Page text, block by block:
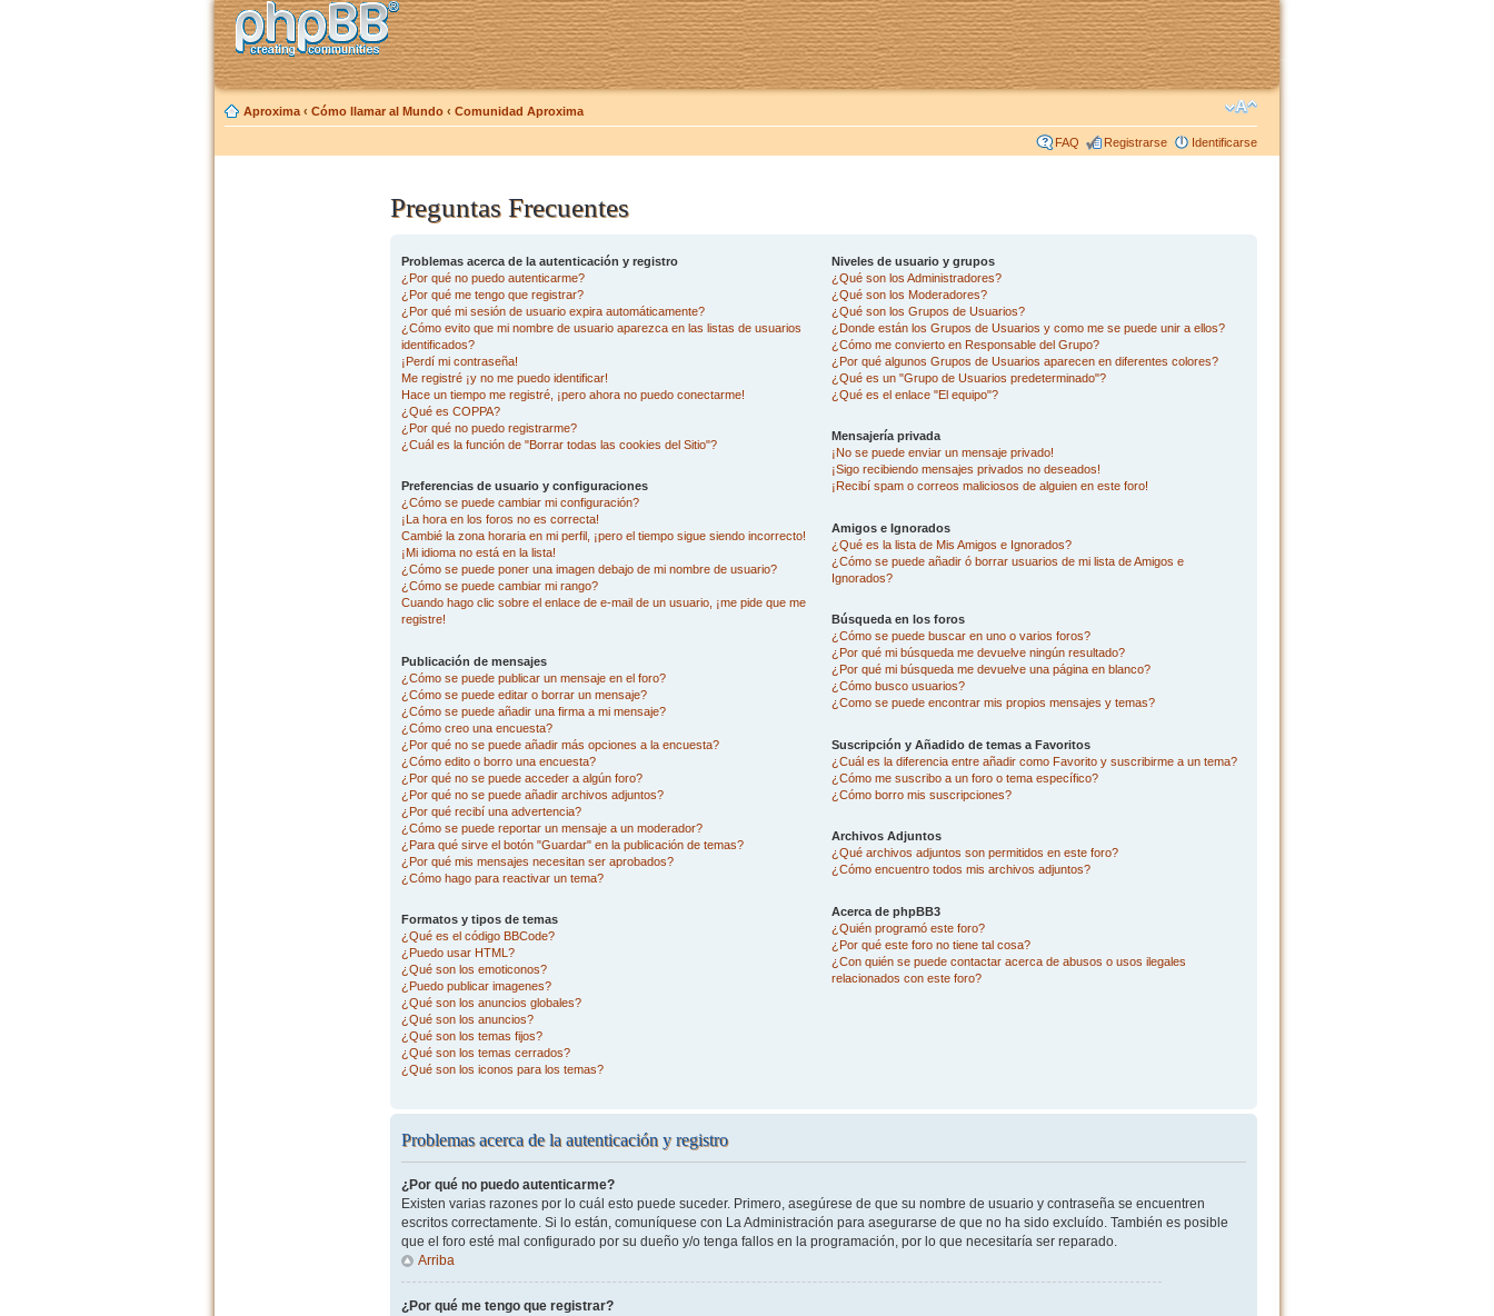
Aproxima ‹ Cómo llamar al Mundo ‹ Comunidad Aproxima
FAQ Registrarse Identificarse
Preguntas Frecuentes
Problemas acerca de la autenticación y registro
¿Por qué no puedo autenticarme?
¿Por qué me tengo que registrar?
¿Por qué mi sesión de usuario expira automáticamente?
¿Cómo evito que mi nombre de usuario aparezca en las listas de usuarios
identificados?
¡Perdí mi contraseña!
Me registré ¡y no me puedo identificar!
Hace un tiempo me registré, ¡pero ahora no puedo conectarme!
¿Qué es COPPA?
¿Por qué no puedo registrarme?
¿Cuál es la función de "Borrar todas las cookies del Sitio"?
Preferencias de usuario y configuraciones
¿Cómo se puede cambiar mi configuración?
¡La hora en los foros no es correcta!
Cambié la zona horaria en mi perfil, ¡pero el tiempo sigue siendo incorrecto!
¡Mi idioma no está en la lista!
¿Cómo se puede poner una imagen debajo de mi nombre de usuario?
¿Cómo se puede cambiar mi rango?
Cuando hago clic sobre el enlace de e-mail de un usuario, ¡me pide que me
registre!
Publicación de mensajes
¿Cómo se puede publicar un mensaje en el foro?
¿Cómo se puede editar o borrar un mensaje?
¿Cómo se puede añadir una firma a mi mensaje?
¿Cómo creo una encuesta?
¿Por qué no se puede añadir más opciones a la encuesta?
¿Cómo edito o borro una encuesta?
¿Por qué no se puede acceder a algún foro?
¿Por qué no se puede añadir archivos adjuntos?
¿Por qué recibí una advertencia?
¿Cómo se puede reportar un mensaje a un moderador?
¿Para qué sirve el botón "Guardar" en la publicación de temas?
¿Por qué mis mensajes necesitan ser aprobados?
¿Cómo hago para reactivar un tema?
Formatos y tipos de temas
¿Qué es el código BBCode?
¿Puedo usar HTML?
¿Qué son los emoticonos?
¿Puedo publicar imagenes?
¿Qué son los anuncios globales?
¿Qué son los anuncios?
¿Qué son los temas fijos?
¿Qué son los temas cerrados?
¿Qué son los iconos para los temas?
Niveles de usuario y grupos
¿Qué son los Administradores?
¿Qué son los Moderadores?
¿Qué son los Grupos de Usuarios?
¿Donde están los Grupos de Usuarios y como me se puede unir a ellos?
¿Cómo me convierto en Responsable del Grupo?
¿Por qué algunos Grupos de Usuarios aparecen en diferentes colores?
¿Qué es un "Grupo de Usuarios predeterminado"?
¿Qué es el enlace "El equipo"?
Mensajería privada
¡No se puede enviar un mensaje privado!
¡Sigo recibiendo mensajes privados no deseados!
¡Recibí spam o correos maliciosos de alguien en este foro!
Amigos e Ignorados
¿Qué es la lista de Mis Amigos e Ignorados?
¿Cómo se puede añadir ó borrar usuarios de mi lista de Amigos e
Ignorados?
Búsqueda en los foros
¿Cómo se puede buscar en uno o varios foros?
¿Por qué mi búsqueda me devuelve ningún resultado?
¿Por qué mi búsqueda me devuelve una página en blanco?
¿Cómo busco usuarios?
¿Como se puede encontrar mis propios mensajes y temas?
Suscripción y Añadido de temas a Favoritos
¿Cuál es la diferencia entre añadir como Favorito y suscribirme a un tema?
¿Cómo me suscribo a un foro o tema específico?
¿Cómo borro mis suscripciones?
Archivos Adjuntos
¿Qué archivos adjuntos son permitidos en este foro?
¿Cómo encuentro todos mis archivos adjuntos?
Acerca de phpBB3
¿Quién programó este foro?
¿Por qué este foro no tiene tal cosa?
¿Con quién se puede contactar acerca de abusos o usos ilegales
relacionados con este foro?
Problemas acerca de la autenticación y registro
¿Por qué no puedo autenticarme?
Existen varias razones por lo cuál esto puede suceder. Primero, asegúrese de que su nombre de usuario y contraseña se encuentren
escritos correctamente. Si lo están, comuníquese con La Administración para asegurarse de que no ha sido excluído. También es posible
que el foro esté mal configurado por su dueño y/o tenga fallos en la programación, por lo que necesitaría ser reparado.
Arriba
¿Por qué me tengo que registrar?